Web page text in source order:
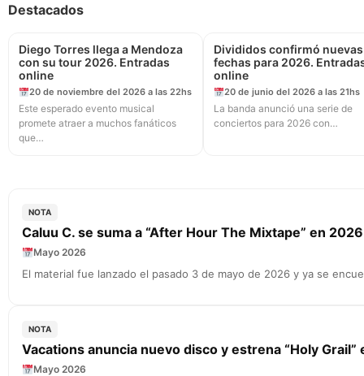
Destacados
Diego Torres llega a Mendoza
con su tour 2026. Entradas
online
20 de noviembre del 2026 a las 22hs
Este esperado evento musical
promete atraer a muchos fanáticos
que…
Divididos confirmó nuevas
fechas para 2026.
online
20 de junio del 2026 a las 21hs
La banda anunció una serie de
conciertos para 2026 con…
NOTA
Caluu C. se suma a “After Hour The Mixtape” en 2026
Mayo 2026
El material fue lanzado el pasado 3 de mayo de 2026 y ya se
NOTA
Vacations anuncia nuevo disco y estrena “Holy Grail”
Mayo 2026